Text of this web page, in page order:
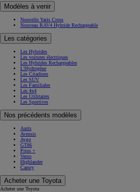
Modèles à venir
Nouvelle Yaris Cross
Nouveau RAV4 Hybride Rechargeable
Les catégories
Les Hybrides
Les voitures électriques
Les Hybrides Rechargeables
L'Hydrogène
Les Citadines
Les SUV
Les Familiales
Les 4x4
Les Utilitaires
Les Sportives
Nos précédents modèles
Auris
Avensis
Aygo
GT86
Prius +
Verso
Highlander
Camry
Acheter une Toyota
Acheter une Toyota